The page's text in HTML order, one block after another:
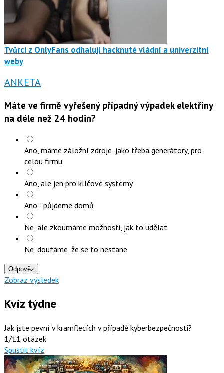
Tvůrci z OnlyFans odhalují hacknuté vládní a univerzitní
weby
ANKETA
Máte ve firmě vyřešený případný výpadek elektřiny
na déle než 24 hodin?
Ano, máme záložní zdroje, jako třeba generátory, pro
celou firmu
Ano, ale jen pro klíčové systémy
Ano - půjdeme domů
Ne, ale zkoumáme možnosti, jak to udělat
Ne, doufáme, že se to nestane
Odpověz
Zobraz výsledek
Kvíz týdne
Jak jste pevní v kramflecích v případě kyberbezpečnosti?
1/11 otázek
Spustit kvíz